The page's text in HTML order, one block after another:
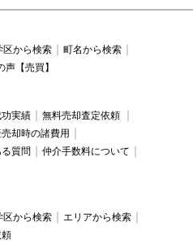
区から検索
町名から検索
声【売買】
実績
無料売却査定依頼
却時の諸費用
質問
仲介手数料について
区から検索
エリアから検索